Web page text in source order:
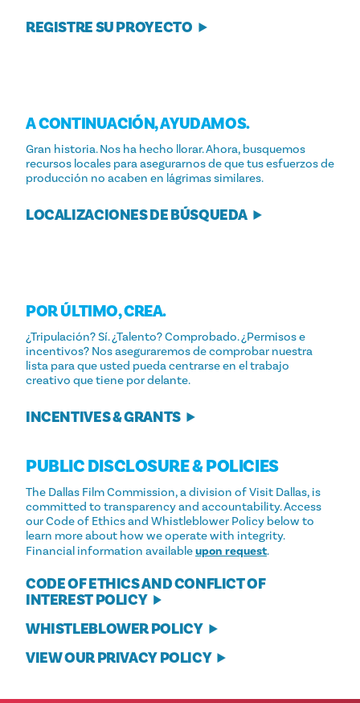
REGISTRE SU PROYECTO
A CONTINUACIÓN, AYUDAMOS.
Gran historia. Nos ha hecho llorar. Ahora, busquemos
recursos locales para asegurarnos de que tus esfuerzos de
producción no acaben en lágrimas similares.
LOCALIZACIONES DE BÚSQUEDA
POR ÚLTIMO, CREA.
¿Tripulación? Sí. ¿Talento? Comprobado. ¿Permisos e
incentivos? Nos aseguraremos de comprobar nuestra
lista para que usted pueda centrarse en el trabajo
creativo que tiene por delante.
INCENTIVES & GRANTS
PUBLIC DISCLOSURE & POLICIES
The Dallas Film Commission, a division of Visit Dallas, is
committed to transparency and accountability. Access
our Code of Ethics and Whistleblower Policy below to
learn more about how we operate with integrity.
Financial information availableupon request.
CODE OF ETHICS AND CONFLICT OF
INTEREST POLICY
WHISTLEBLOWER POLICY
VIEW OUR PRIVACY POLICY